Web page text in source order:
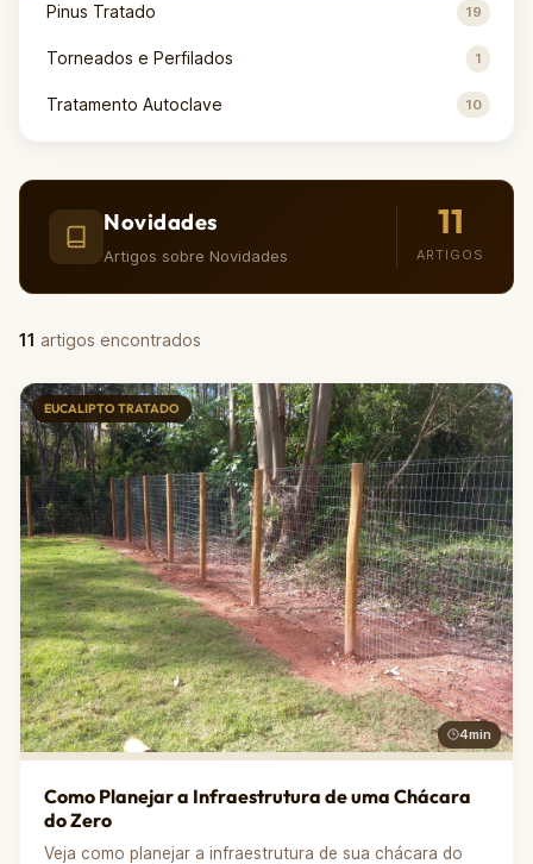
Pinus Tratado 19
Torneados e Perfilados 1
Tratamento Autoclave 10
Novidades
Artigos sobre Novidades
11
ARTIGOS
11 artigos encontrados
EUCALIPTO TRATADO
4min
Como Planejar a Infraestrutura de uma Chácara
do Zero
Veja como planejar a infraestrutura de sua chácara do